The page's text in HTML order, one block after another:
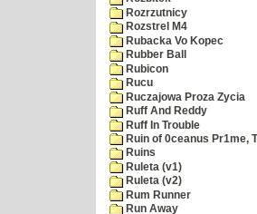
Rozrzutnicy
Rozstrel M4
Rubacka Vo Kopec
Rubber Ball
Rubicon
Rucu
Ruczajowa Proza Zycia
Ruff And Reddy
Ruff In Trouble
Ruin of 0ceanus Pr1me,
Ruins
Ruleta (v1)
Ruleta (v2)
Rum Runner
Run Away